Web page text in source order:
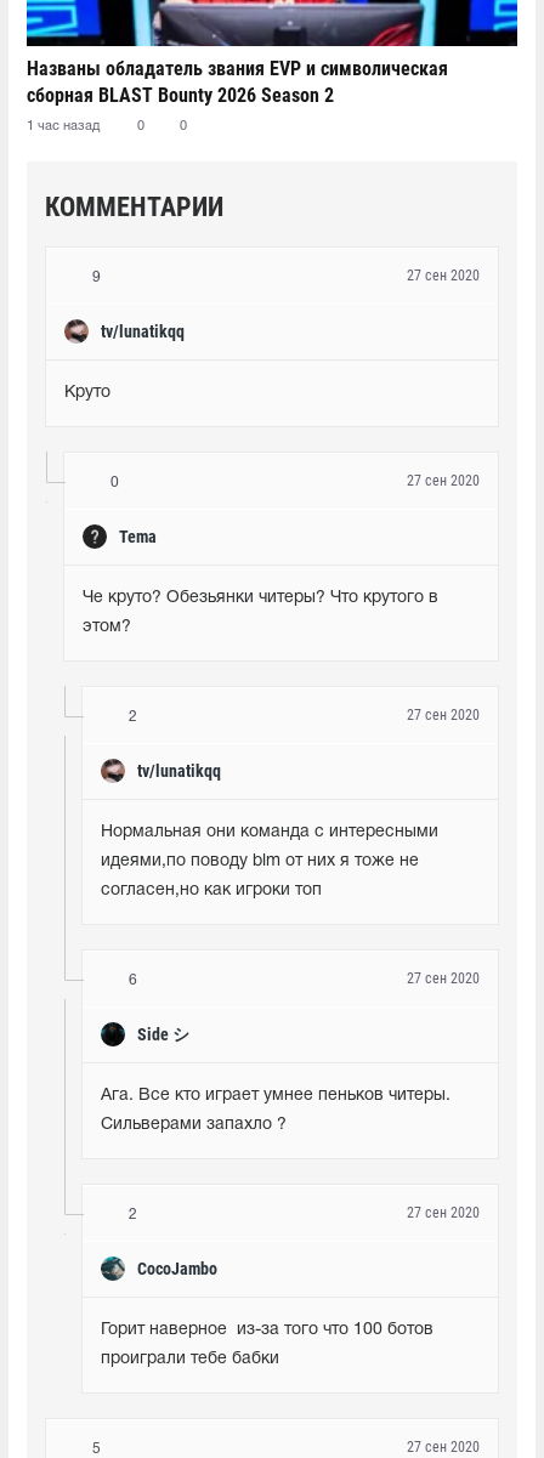
Названы обладатель звания EVP и символическая
сборная BLAST Bounty 2026 Season 2
1 час назад 0 0
КОММЕНТАРИИ
9
tv/lunatikqq
27 сен 2020
Круто
0
Tema
27 сен 2020
Че круто? Обезьянки читеры? Что крутого в
этом?
2
tv/lunatikqq
27 сен 2020
Нормальная они команда с интересными
идеями,по поводу blm от них я тоже не
согласен,но как игроки топ
6
Side シ
27 сен 2020
Ага. Все кто играет умнее пеньков читеры.
Сильверами запахло ?
2
CocoJambo
27 сен 2020
Горит наверное  из-за того что 100 ботов
проиграли тебе бабки
5 27 сен 2020